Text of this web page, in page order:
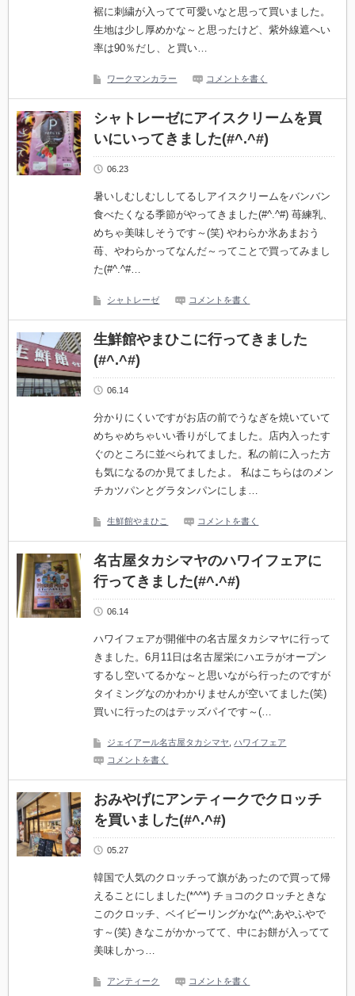
裾に刺繍が入ってて可愛いなと思って買いました。
生地は少し厚めかな～と思ったけど、紫外線遮へい
率は90％だし、と買い…
ワークマンカラー コメントを書く
シャトレーゼにアイスクリームを買
いにいってきました(#^.^#)
06.23
暑いしむしむししてるしアイスクリームをバンバン
食べたくなる季節がやってきました(#^.^#) 苺練乳、
めちゃ美味しそうです～(笑) やわらか氷あまおう
苺、やわらかってなんだ～ってことで買ってみまし
た(#^.^#…
シャトレーゼ コメントを書く
生鮮館やまひこに行ってきました
(#^.^#)
06.14
分かりにくいですがお店の前でうなぎを焼いていて
めちゃめちゃいい香りがしてました。店内入ったす
ぐのところに並べられてました。私の前に入った方
も気になるのか見てましたよ。 私はこちらはのメン
チカツパンとグラタンパンにしま…
生鮮館やまひこ コメントを書く
名古屋タカシマヤのハワイフェアに
行ってきました(#^.^#)
06.14
ハワイフェアが開催中の名古屋タカシマヤに行って
きました。6月11日は名古屋栄にハエラがオープン
するし空いてるかな～と思いながら行ったのですが
タイミングなのかわかりませんが空いてました(笑)
買いに行ったのはテッズパイです～(…
ジェイアール名古屋タカシマヤ ,ハワイフェア
コメントを書く
おみやげにアンティークでクロッチ
を買いました(#^.^#)
05.27
韓国で人気のクロッチって旗があったので買って帰
えることにしました(*^^*) チョコのクロッチときな
このクロッチ、ベイビーリングかな(^^;あやふやで
す～(笑) きなこがかかってて、中にお餅が入ってて
美味しかっ…
アンティーク コメントを書く